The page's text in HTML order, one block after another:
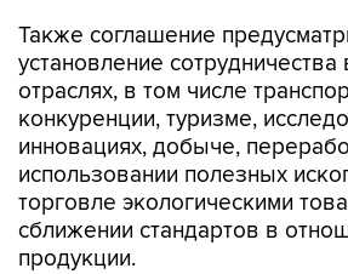
Также соглашение
установление
отраслях, в том числе
конкуренции, туризме,
инновациях, добыче,
использовании полезных
торговле экологическими
сближении стандартов в
продукции.